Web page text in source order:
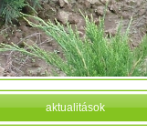
aktualitások